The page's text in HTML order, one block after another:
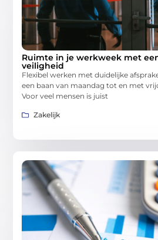
Ruimte in je werkweek met
veiligheid
Flexibel werken met duidelijke
een baan van maandag tot en met
Voor veel mensen is juist
Zakelijk